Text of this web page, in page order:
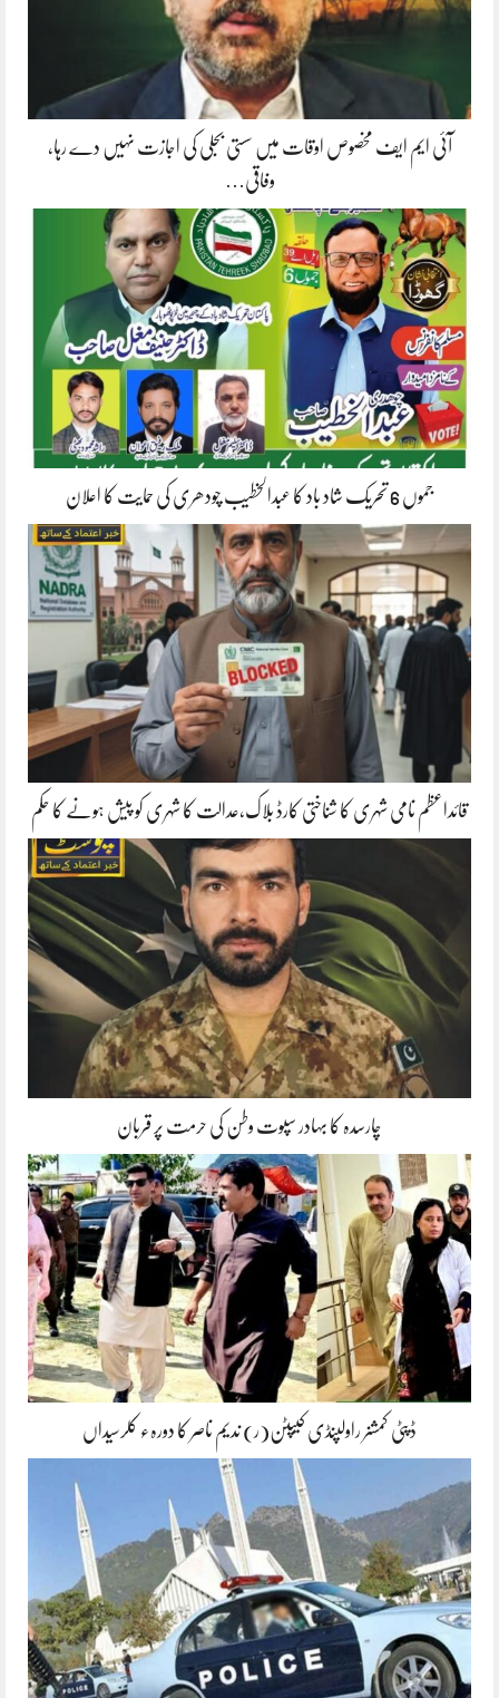
آئی ایم ایف مخصوص اوقات میں سستی بجلی کی اجازت نہیں دے رہا،
وفاقی…
جموں 6 تحریک شاد باد کا عبدالخطیب چودھری کی حمایت کا اعلان
قائداعظم نامی شہری کا شناختی کارڈ بلاک،عدالت کا شہری کو پیش ہونے کا حکم
چارسدہ کا بہادر سپوت وطن کی حرمت پر قربان
ڈپٹی کمشنر راولپنڈی کیپٹن(ر) ندیم ناصر کا دورہء کلرسیداں